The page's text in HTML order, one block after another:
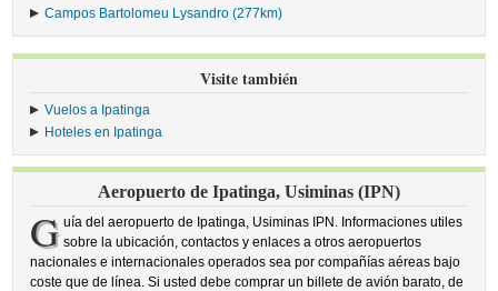
Campos Bartolomeu Lysandro (277km)
Visite también
Vuelos a Ipatinga
Hoteles en Ipatinga
Aeropuerto de Ipatinga, Usiminas (IPN)
G uía del aeropuerto de Ipatinga, Usiminas IPN. Informaciones utiles
sobre la ubicación, contactos y enlaces a otros aeropuertos
nacionales e internacionales operados sea por compañías aéreas bajo
coste que de línea. Si usted debe comprar un billete de avión barato, de